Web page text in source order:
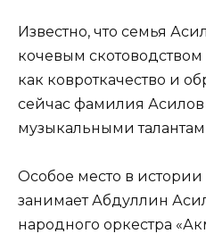
Известно, что семья
кочевым
как ковроткачество и
сейчас фамилия Асилов
музыкальными
Особое место в истории
занимает Абдуллин
народного оркестра